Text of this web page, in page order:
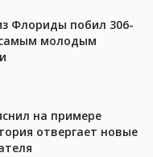
Флориды побил 306-
молодым
на примере
отвергает новые